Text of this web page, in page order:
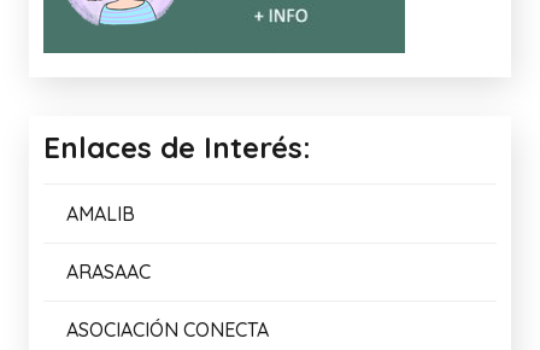
Enlaces de Interés:
AMALIB
ARASAAC
ASOCIACIÓN CONECTA